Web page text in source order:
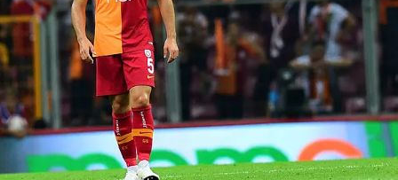
Sitemizde kendimize ve üçüncü kişilere ait çerezler
kullanılmaktadır. Bu çerezler vasıtasıyla çeşitli kişisel
verileriniz işlenmekte olup gerekli olan çerezler bilgi
toplumu hizmetlerinin sunulması amacıyla
kullanılmaktadır. Diğer çerezler, sitemizin daha işlevsel
kılınması ve kişiselleştirilmesi ve sizlere yönelik
reklam/pazarlama faaliyetlerinin yapılması, amaçlarıyla
sınırlı olarak açık rızanız dahilinde kullanılacaktır.